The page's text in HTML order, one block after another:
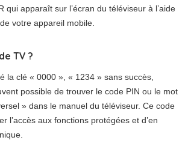
qui apparaît sur l’écran du téléviseur à l’aide
votre appareil mobile.
TV ?
la clé « 0000 », « 1234 » sans succès,
possible de trouver le code PIN ou le mot
» dans le manuel du téléviseur. Ce code
l’accès aux fonctions protégées et d’en